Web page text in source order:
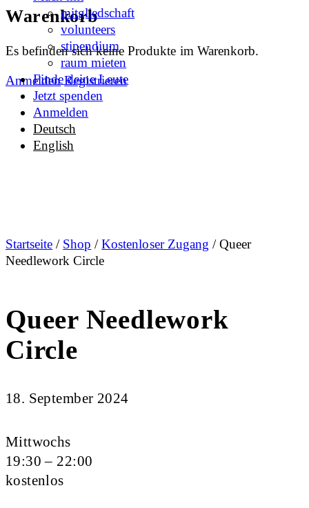
More
Warenkorb
Es befinden sich keine Produkte im Warenkorb.
Anmelden Registrieren
mitgliedschaft
volunteers
stipendium
raum mieten
Finde deine Leute
Jetzt spenden
Anmelden
Deutsch
English
Startseite / Shop /Kostenloser Zugang / Queer
Needlework Circle
Queer Needlework
Circle
18. September 2024
Mittwochs
19:30 – 22:00
kostenlos